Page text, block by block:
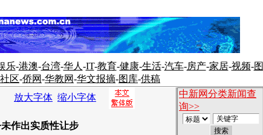
乐-港澳-台湾-华人 -IT-教育-健康-生活-汽车-房产-家居-视频-图
社区-侨网-华教网-华文报摘-图库-供稿
放大字体 缩小字体
作出实质性让步
中新网分类新闻查
询>>